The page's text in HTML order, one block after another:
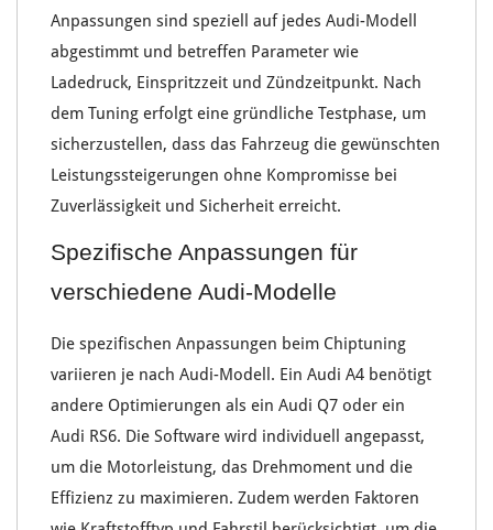
Anpassungen sind speziell auf jedes Audi-Modell
abgestimmt und betreffen Parameter wie
Ladedruck, Einspritzzeit und Zündzeitpunkt. Nach
dem Tuning erfolgt eine gründliche Testphase, um
sicherzustellen, dass das Fahrzeug die gewünschten
Leistungssteigerungen ohne Kompromisse bei
Zuverlässigkeit und Sicherheit erreicht.
Spezifische Anpassungen für
verschiedene Audi-Modelle
Die spezifischen Anpassungen beim Chiptuning
variieren je nach Audi-Modell . Ein Audi A4 benötigt
andere Optimierungen als ein Audi Q7 oder ein
Audi RS6. Die Software wird individuell angepasst,
um die Motorleistung, das Drehmoment und die
Effizienz zu maximieren. Zudem werden Faktoren